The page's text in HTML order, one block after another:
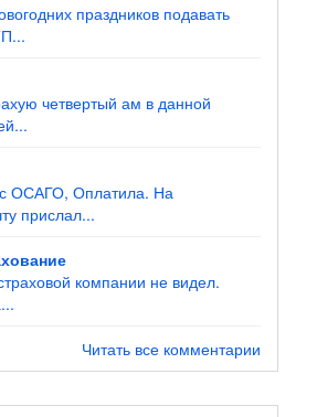
праздников подавать
четвертый ам в данной
ОСАГО, Оплатила. На
прислал...
компании не видел.
Читать все комментарии